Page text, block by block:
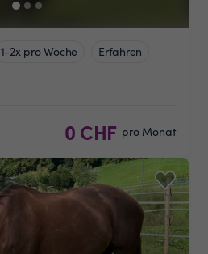
1-2x pro Woche
Erfahren
0 CHF pro Monat